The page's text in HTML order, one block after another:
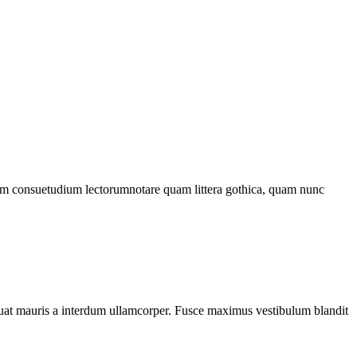
consuetudium lectorumnotare quam littera gothica, quam nunc
mauris a interdum ullamcorper. Fusce maximus vestibulum blandit